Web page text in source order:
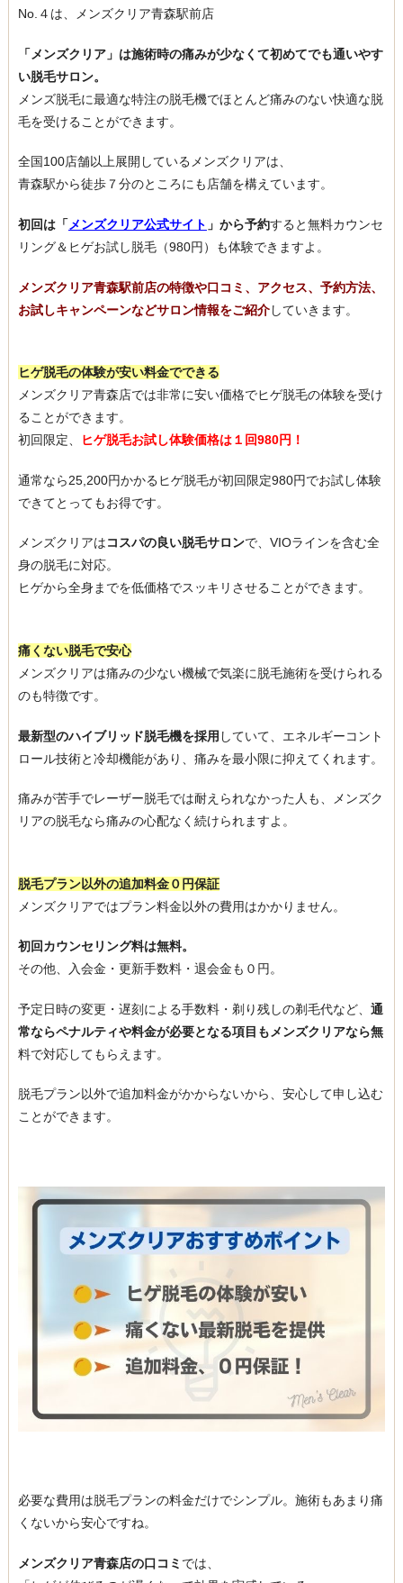
No.４は、メンズクリア青森駅前店
「メンズクリア」は施術時の痛みが少なくて初めてでも通いやす
い脱毛サロン。
メンズ脱毛に最適な特注の脱毛機でほとんど痛みのない快適な脱
毛を受けることができます。
全国100店舗以上展開しているメンズクリアは、
青森駅から徒歩７分のところにも店舗を構えています。
初回は「 メンズクリア公式サイト 」から予約すると無料カウンセ
リング＆ヒゲお試し脱毛（980円）も体験できますよ。
メンズクリア青森駅前店の特徴や口コミ、アクセス、予約方法、
お試しキャンペーンなどサロン情報をご紹介していきます。
ヒゲ脱毛の体験が安い料金でできる
メンズクリア青森店では非常に安い価格でヒゲ脱毛の体験を受け
ることができます。
初回限定、
ヒゲ脱毛お試し体験価格は１回980円！
通常なら25,200円かかるヒゲ脱毛が初回限定980円でお試し体験
できてとってもお得です。
メンズクリアはコスパの良い脱毛サロンで、VIOラインを含む全
身の脱毛に対応。
ヒゲから全身までを低価格でスッキリさせることができます。
痛くない脱毛で安心
メンズクリアは痛みの少ない機械で気楽に脱毛施術を受けられる
のも特徴です。
最新型のハイブリッド脱毛機を採用 していて、エネルギーコント
ロール技術と冷却機能があり、痛みを最小限に抑えてくれます。
痛みが苦手でレーザー脱毛では耐えられなかった人も、メンズク
リアの脱毛なら痛みの心配なく続けられますよ。
脱毛プラン以外の追加料金０円保証
メンズクリアではプラン料金以外の費用はかかりません。
初回カウンセリング料は無料。
その他、入会金・更新手数料・退会金も０円。
予定日時の変更・遅刻による手数料・剃り残しの剃毛代など、 通
常ならペナルティや料金が必要となる項目もメンズクリアなら無
料で対応してもらえます。
脱毛プラン以外で追加料金がかからないから、安心して申し込む
ことができます。
必要な費用は脱毛プランの料金だけでシンプル。施術もあまり痛
くないから安心ですね。
メンズクリア青森店の口コミ では、